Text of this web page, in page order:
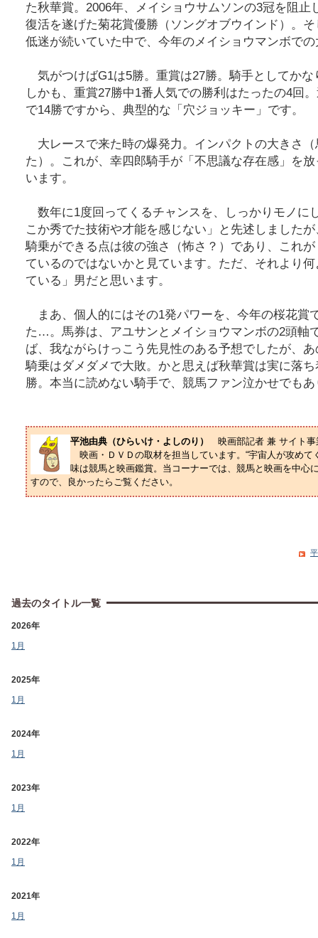
た秋華賞。2006年、メイショウサムソンの3冠を阻止
復活を遂げた菊花賞優勝（ソングオブウインド）。
低迷が続いていた中で、今年のメイショウマンボで
気がつけばG1は5勝。重賞は27勝。騎手としてかな
しかも、重賞27勝中1番人気での勝利はたったの4回
で14勝ですから、典型的な「穴ジョッキー」です。
大レースで来た時の爆発力。インパクトの大きさ
た）。これが、幸四郎騎手が「不思議な存在感」を
います。
数年に1度回ってくるチャンスを、しっかりモノに
こか秀でた技術や才能を感じない」と先述しました
騎乗ができる点は彼の強さ（怖さ？）であり、これ
ているのではないかと見ています。ただ、それより
ている」男だと思います。
まあ、個人的にはその1発パワーを、今年の桜花賞
た…。馬券は、アユサンとメイショウマンボの2頭軸
ば、我ながらけっこう先見性のある予想でしたが、
騎乗はダメダメで大敗。かと思えば秋華賞は実に落
勝。本当に読めない騎手で、競馬ファン泣かせでも
平池由典（ひらいけ・よしのり） 映画部記者 兼 サイト
映画・ＤＶＤの取材を担当しています。“宇宙人が攻めて
味は競馬と映画鑑賞。当コーナーでは、競馬と映画を中心
すので、良かったらご覧ください。
過去のタイトル一覧
2026年
1月
2025年
1月
2024年
1月
2023年
1月
2022年
1月
2021年
1月